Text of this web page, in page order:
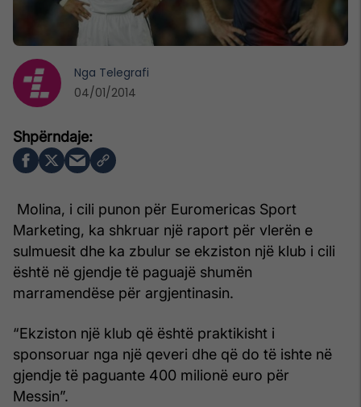
Molina, i cili punon për Euromericas Sport
Marketing, ka shkruar një raport për vlerën e
sulmuesit dhe ka zbulur se ekziston një klub i cili
është në gjendje të paguajë shumën
marramendëse për argjentinasin.
“Ekziston një klub që është praktikisht i
sponsoruar nga një qeveri dhe që do të ishte në
gjendje të paguante 400 milionë euro për
Messin”.
Nga Telegrafi
04/01/2014